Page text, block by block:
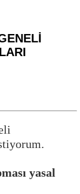
yasal